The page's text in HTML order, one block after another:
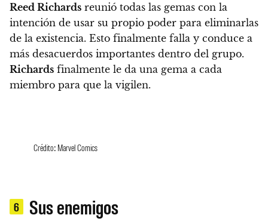
Reed Richards reunió todas las gemas con la
intención de usar su propio poder para eliminarlas
de la existencia. Esto finalmente falla y conduce a
más desacuerdos importantes dentro del grupo.
Richards finalmente le da una gema a cada
miembro para que la vigilen.
Crédito: Marvel Comics
6 Sus enemigos